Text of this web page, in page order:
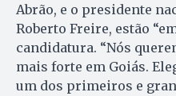
Abrão, e o presidente
Roberto Freire, estão
candidatura. “Nós
mais forte em Goiás.
um dos primeiros e